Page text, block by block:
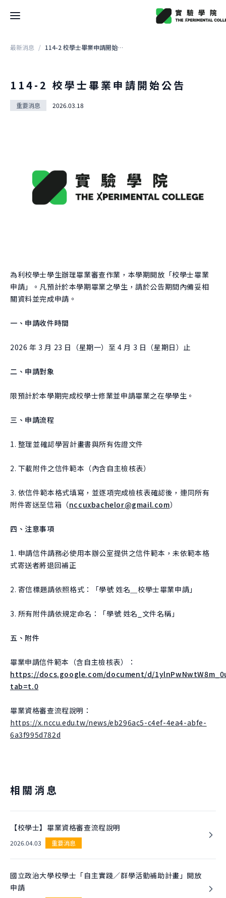
最新消息
關於學院
關於學院
關於空間
申請方式
關於課程
關於課程
關於實驗
學院實驗
捐款支持
友好單位
創新與創造力研究中心
最新消息 / 114-2 校學士畢業申請開始公告
114-2 校學士畢業申請開始公告
重要消息 2026.03.18
為利校學士學生辦理畢業審查作業，本學期開放「校學士畢業
申請」。凡預計於本學期畢業之學生，請於公告期間內備妥相
關資料並完成申請。
一、申請收件時間
2026 年 3 月 23 日（星期一）至 4 月 3 日（星期日）止
二、申請對象
限預計於本學期完成校學士修業並申請畢業之在學學生。
三、申請流程
1. 整理並確認學習計畫書與所有佐證文件
2. 下載附件之信件範本（內含自主檢核表）
3. 依信件範本格式填寫，並逐項完成檢核表確認後，連同所有
附件寄送至信箱（nccuxbachelor@gmail.com）
四、注意事項
1. 申請信件請務必使用本辦公室提供之信件範本，未依範本格
式寄送者將退回補正
2. 寄信標題請依照格式：「學號 姓名＿校學士畢業申請」
3. 所有附件請依規定命名：「學號 姓名_文件名稱」
五、附件
畢業申請信件範本（含自主檢核表）：
https://docs.google.com/document/d/
tab=t.0
畢業資格審查流程說明：
https://x.nccu.edu.tw/news/eb296ac5-c4ef-4ea4-abfe-
6a3f995d782d
相關消息
【校學士】畢業資格審查流程說明
2026.04.03 重要消息
國立政治大學校學士「自主實踐／群學活動補助計畫」開放
申請